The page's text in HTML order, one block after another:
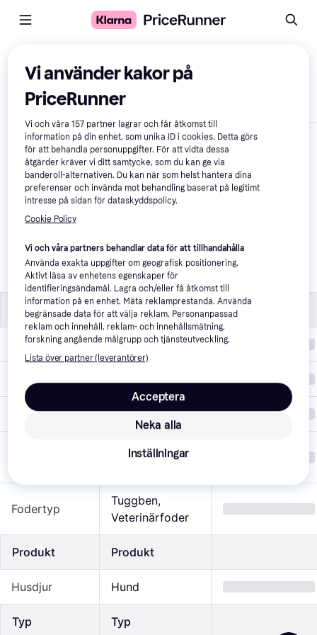
Jämför produkter
Visa endast skillnader
Doggy Dental Mint &
Strawberry 7 Sticks
87 kr
Foder Foder
Paketering Påse
Ingredienser Potatis
Näringsämnen Kalcium
Spannmålsfritt,
Fodertyp
Tuggben,
Veterinärfoder
Produkt Produkt
Husdjur Hund
Typ Typ
Vi använder kakor på
PriceRunner
Vi och våra157 partner lagrar och får åtkomst till
information på din enhet, som unika ID i cookies. Detta görs
för att behandla personuppgifter. För att vidta dessa
åtgärder kräver vi ditt samtycke, som du kan ge via
banderoll-alternativen. Du kan när som helst hantera dina
preferenser och invända mot behandling baserat på legitimt
intresse på sidan för dataskyddspolicy.
Cookie Policy
Vi och våra partners behandlar data för att tillhandahålla
Använda exakta uppgifter om geografisk positionering.
Aktivt läsa av enhetens egenskaper för
identifieringsändamål. Lagra och/eller få åtkomst till
information på en enhet. Mäta reklamprestanda. Använda
begränsade data för att välja reklam. Personanpassad
reklam och innehåll, reklam- och innehållsmätning,
forskning angående målgrupp och tjänsteutveckling.
Lista över partner (leverantörer)
Neka alla
Acceptera
Inställningar